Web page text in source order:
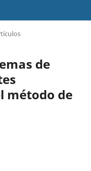
de
método de